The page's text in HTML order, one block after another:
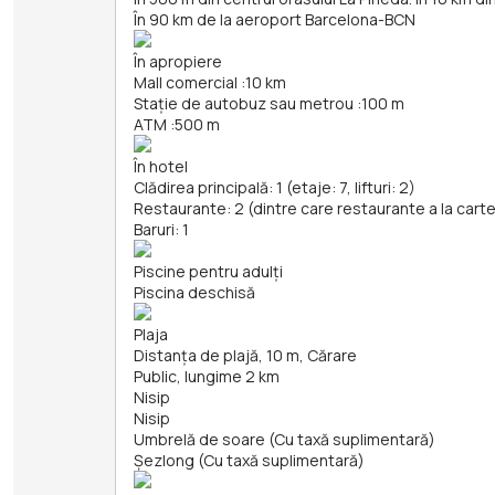
În 90 km de la aeroport Barcelona-BCN
În apropiere
Mall comercial :10 km
Stație de autobuz sau metrou :100 m
ATM :500 m
În hotel
Clădirea principală: 1 (etaje: 7, lifturi: 2)
Restaurante: 2 (dintre care restaurante a la
Baruri: 1
Piscine pentru adulți
Piscina deschisă
Plaja
Distanța de plajă, 10 m, Cărare
Public, lungime 2 km
Nisip
Nisip
Umbrelă de soare (Cu taxă suplimentară)
Șezlong (Cu taxă suplimentară)